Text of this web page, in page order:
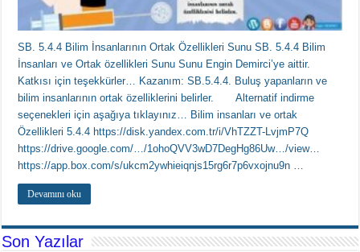
SB. 5.4.4 Bilim İnsanlarının Ortak Özellikleri Sunu SB. 5.4.4 Bilim
İnsanları ve Ortak özellikleri Sunu Sunu Engin Demirci’ye aittir.
Katkısı için teşekkürler… Kazanım: SB.5.4.4. Buluş yapanların ve
bilim insanlarının ortak özelliklerini belirler. Alternatif indirme
seçenekleri için aşağıya tıklayınız… Bilim insanları ve ortak
Özellikleri 5.4.4 https://disk.yandex.com.tr/i/VhTZZT-LvjmP7Q
https://drive.google.com/…/1ohoQVV3wD7DegHg86Uw…/view…
https://app.box.com/s/ukcm2ywhieiqnjs15rg6r7p6vxojnu9n …
Devamını oku
Son Yazılar